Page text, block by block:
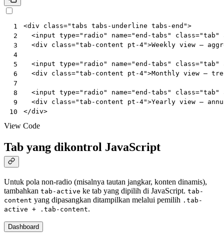
1
2
3
4
5
6
7
8
9
10
<div class="tabs tabs-underline tabs-end">
<input type="radio" name="end-tabs" class="tab"
<div class="tab-content pt-4">Weekly view —
<input type="radio" name="end-tabs" class="tab"
<div class="tab-content pt-4">Monthly view —
<input type="radio" name="end-tabs" class="tab"
<div class="tab-content pt-4">Yearly view —
</div>
View Code
Tab yang dikontrol JavaScript
Untuk pola non-radio (misalnya tautan jangkar, konten dinamis),
tambahkan tab-active ke tab yang dipilih di JavaScript. tab-
content yang dipasangkan ditampilkan melalui pemilih .tab-
active + .tab-content.
Dashboard